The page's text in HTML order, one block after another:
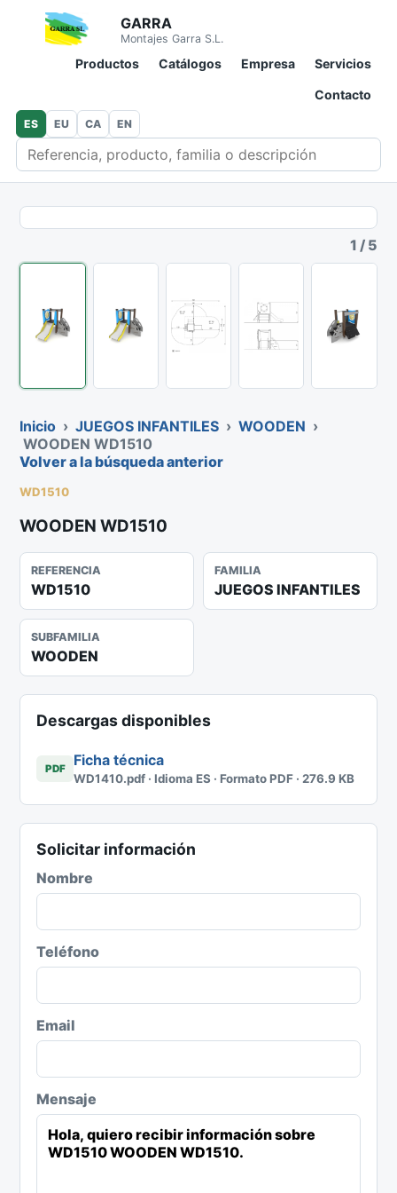
GARRA
Montajes Garra S.L.
Productos Catálogos Empresa Servicios
Contacto
Buscar en catálogo
ES EU CA EN
1 / 5
Inicio › JUEGOS INFANTILES › WOODEN ›
WOODEN WD1510
Volver a la búsqueda anterior
WD1510
WOODEN WD1510
REFERENCIA
WD1510
FAMILIA
JUEGOS INFANTILES
SUBFAMILIA
WOODEN
Descargas disponibles
PDF Ficha técnica
WD1410.pdf · Idioma ES · Formato PDF · 276.9 KB
Solicitar información
Nombre
Teléfono
Email
Mensaje